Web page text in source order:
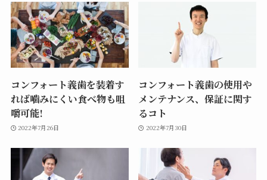
コンフォート義歯を装着す
れば噛みにくい食べ物も咀
嚼可能!
2022年7月26日
コンフォート義歯の使用や
メンテナンス、保証に関す
るコト
2022年7月30日